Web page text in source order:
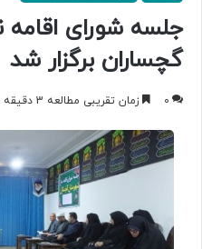
جلسه شورای اقامه
گچساران برگزار شد
0 زمان تقریبی مطالعه 3 دقیقه